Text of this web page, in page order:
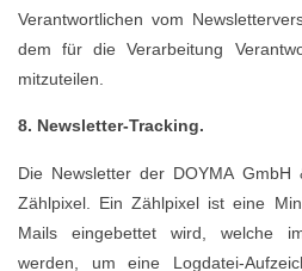
Verantwortlichen vom
dem für die Verarbeitung
mitzuteilen.
8. Newsletter-Tracking.
Die Newsletter der DOYMA GmbH
Zählpixel. Ein Zählpixel ist eine
Mails eingebettet wird, welche
werden, um eine Logdatei-